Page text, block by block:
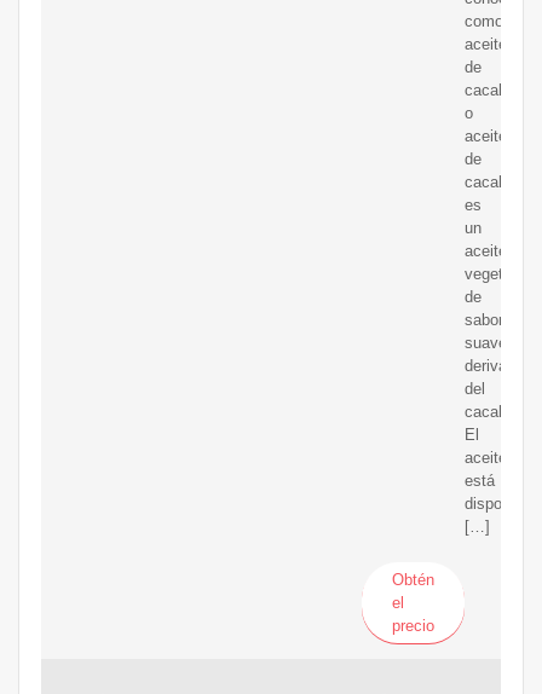
como
aceite
de
cacahuete
o
aceite
de
cacahuete,
es
un
aceite
vegetal
de
sabor
suave
derivado
del
cacahuete.
El
aceite
está
disponible
[…]
Obtén
el
precio